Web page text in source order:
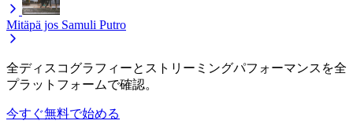
Mitäpä jos Samuli Putro
全ディスコグラフィーとストリーミングパフォーマンスを全
プラットフォームで確認。
今すぐ無料で始める